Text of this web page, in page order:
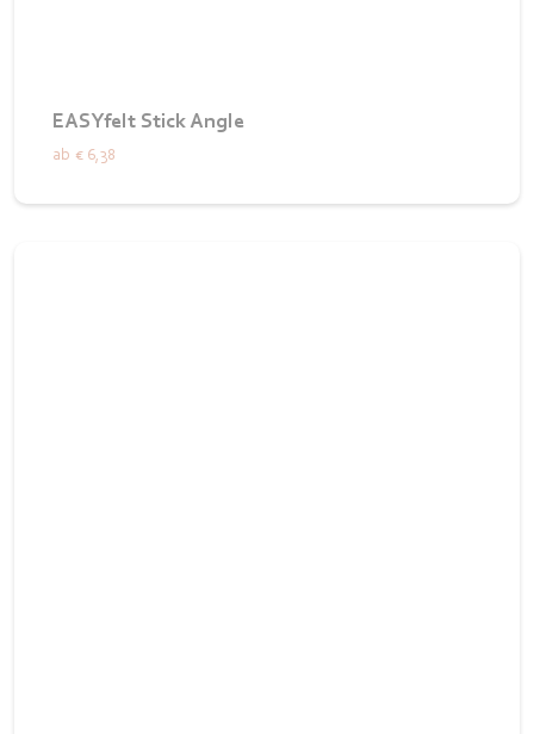
EASYfelt Stick Angle
ab € 6,38